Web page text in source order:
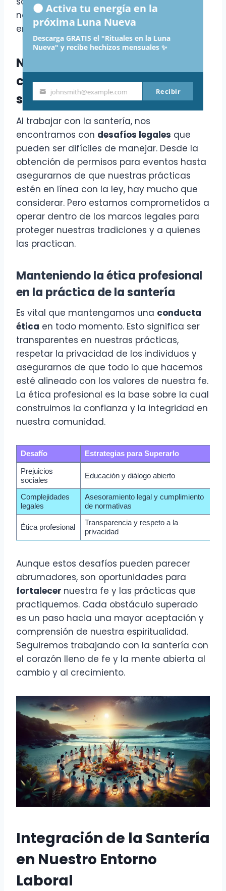
narrativa y construir puentes de
entendimiento.
Navegando por las
complejidades legales de la
santería
Al trabajar con la santería, nos
encontramos con desafíos legales que
pueden ser difíciles de manejar. Desde la
obtención de permisos para eventos hasta
asegurarnos de que nuestras prácticas
estén en línea con la ley, hay mucho que
considerar. Pero estamos comprometidos a
operar dentro de los marcos legales para
proteger nuestras tradiciones y a quienes
las practican.
Manteniendo la ética profesional
en la práctica de la santería
Es vital que mantengamos una conducta
ética en todo momento. Esto significa ser
transparentes en nuestras prácticas,
respetar la privacidad de los individuos y
asegurarnos de que todo lo que hacemos
esté alineado con los valores de nuestra fe.
La ética profesional es la base sobre la cual
construimos la confianza y la integridad en
nuestra comunidad.
Desafío Estrategias para Superarlo
Prejuicios
sociales
Educación y diálogo abierto
Complejidades
legales
Asesoramiento legal y cumplimiento
de normativas
Ética profesional
Transparencia y respeto a la
privacidad
Aunque estos desafíos pueden parecer
abrumadores, son oportunidades para
fortalecer nuestra fe y las prácticas que
practiquemos. Cada obstáculo superado
es un paso hacia una mayor aceptación y
comprensión de nuestra espiritualidad.
Seguiremos trabajando con la santería con
el corazón lleno de fe y la mente abierta al
cambio y al crecimiento.
Integración de la Santería
en Nuestro Entorno
Laboral
🌑 Activa tu energía en la
próxima Luna Nueva
Descarga GRATIS el "Rituales en la Luna
Nueva" y recibe hechizos mensuales ✨
Your
email
johnsmith@example.com Recibir